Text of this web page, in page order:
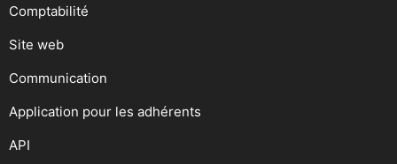
Comptabilité
Site web
Communication
Application pour les adhérents
API